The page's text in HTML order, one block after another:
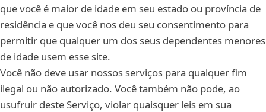
que você é maior de idade em seu estado ou província de
residência e que você nos deu seu consentimento para
permitir que qualquer um dos seus dependentes menores
de idade usem esse site.
Você não deve usar nossos serviços para qualquer fim
ilegal ou não autorizado. Você também não pode, ao
usufruir deste Serviço, violar quaisquer leis em sua